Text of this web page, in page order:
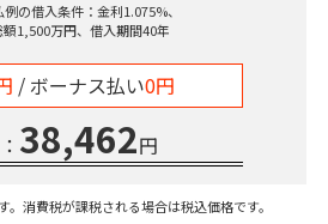
の借入条件：金利1.075%、
1,500万円、借入期間40年
/ ボーナス払い0円
38,462円
消費税が課税される場合は税込価格です。